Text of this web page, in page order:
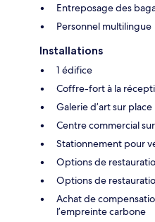
Entreposage des
Personnel multilingue
Installations
1 édifice
Coffre-fort à la
Galerie d’art sur place
Centre commercial
Stationnement pour
Options de
Options de
Achat de
l’empreinte carbone